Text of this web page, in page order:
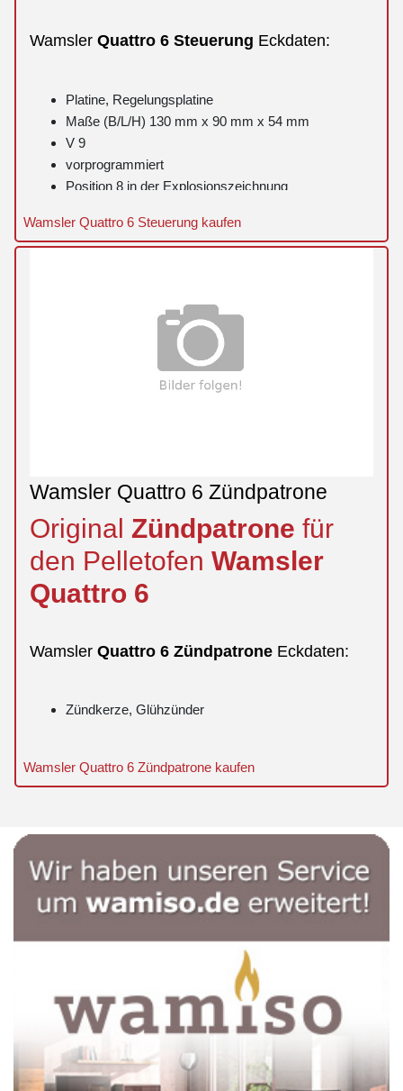
Wamsler Quattro 6 Steuerung Eckdaten:
Platine, Regelungsplatine
Maße (B/L/H) 130 mm x 90 mm x 54 mm
V 9
vorprogrammiert
Position 8 in der Explosionszeichnung
Wamsler Quattro 6 Steuerung kaufen
Wamsler Quattro 6 Zündpatrone
Original Zündpatrone für
den Pelletofen Wamsler
Quattro 6
Wamsler Quattro 6 Zündpatrone Eckdaten:
Zündkerze, Glühzünder
Wamsler Quattro 6 Zündpatrone kaufen